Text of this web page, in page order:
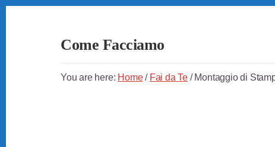
Come Facciamo
Semplici
You are here: Home / Fai da Te /Montaggio di